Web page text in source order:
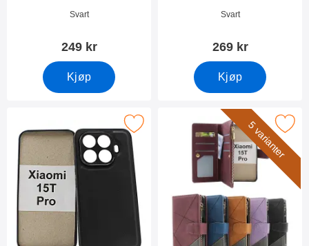
Varenummer 54351
Svart
249 kr
Kjøp
Varenummer 54353
Svart
269 kr
Kjøp
Merk magnet Deksel Xiaomi 15T Pro som favoritt5 varianter
Merk xL Xiaomi 15T Pro Luksus